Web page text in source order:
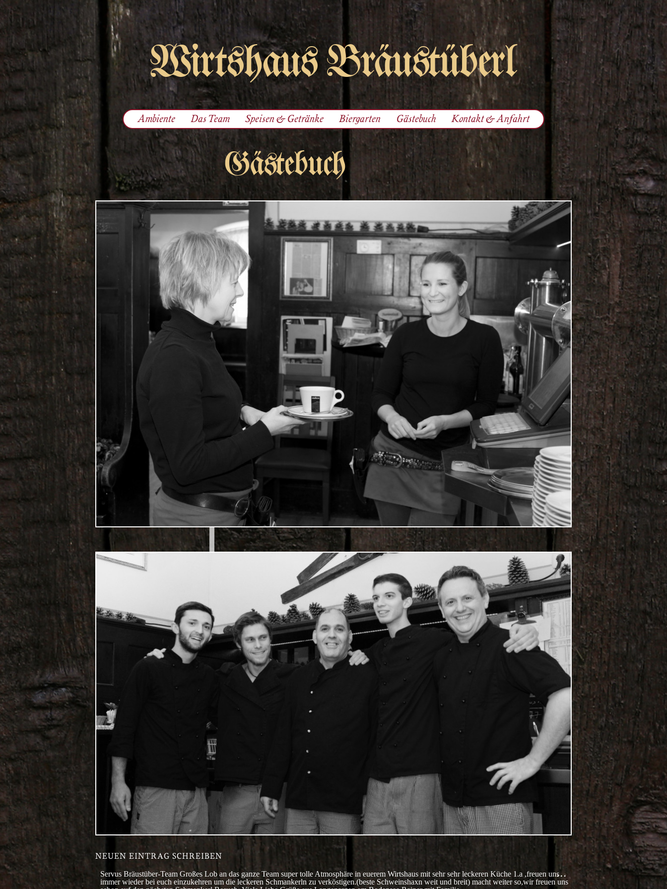
Wirtshaus Bräustüberl
Ambiente Das Team Speisen & Getränke Biergarten Gästebuch Kontakt & Anfahrt
Gästebuch
Servus Bräustüber-Team Großes Lob an das ganze Team super tolle Atmosphäre in euerem Wirtshaus mit sehr sehr leckeren Küche 1.a ,freuen uns
immer wieder bei euch einzukehren um die leckeren Schmankerln zu verköstigen.(beste Schweinshaxn weit und breit) macht weiter so,wir freuen uns
... DIESE
METABOX